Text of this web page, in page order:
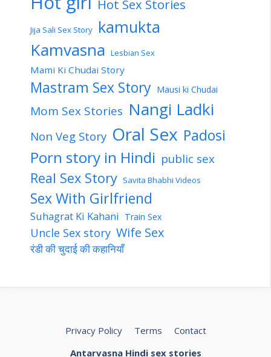
Hot Sex Stories
Jija Sali Sex Story kamukta
Kamvasna Lesbian Sex
Mami Ki Chudai Story
Mastram Sex Story Mausi ki Chudai
Mom Sex Stories Nangi Ladki
Non Veg Story Oral Sex Padosi
Porn story in Hindi public sex
Real Sex Story Savita Bhabhi Videos
Sex With Girlfriend
Suhagrat Ki Kahani Train Sex
Uncle Sex story Wife Sex
रंडी की चुदाई की कहानियाँ
Privacy Policy Terms
Contact
Antarvasna Hindi sex stories